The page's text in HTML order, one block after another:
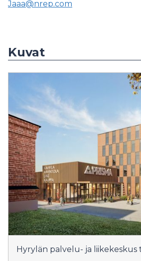
Jaaa@nrep.com
Kuvat
Hyrylän palvelu- ja liikekeskus